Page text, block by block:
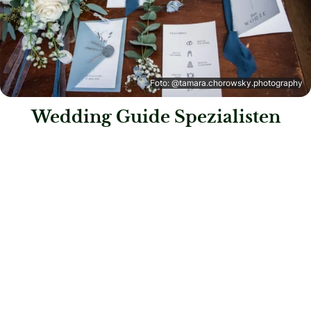
Foto: @tamara.chorowsky.photography
Wedding Guide Spezialisten